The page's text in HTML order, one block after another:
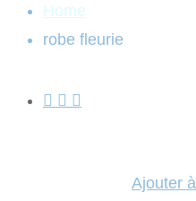
Home
robe fleurie
Ajouter